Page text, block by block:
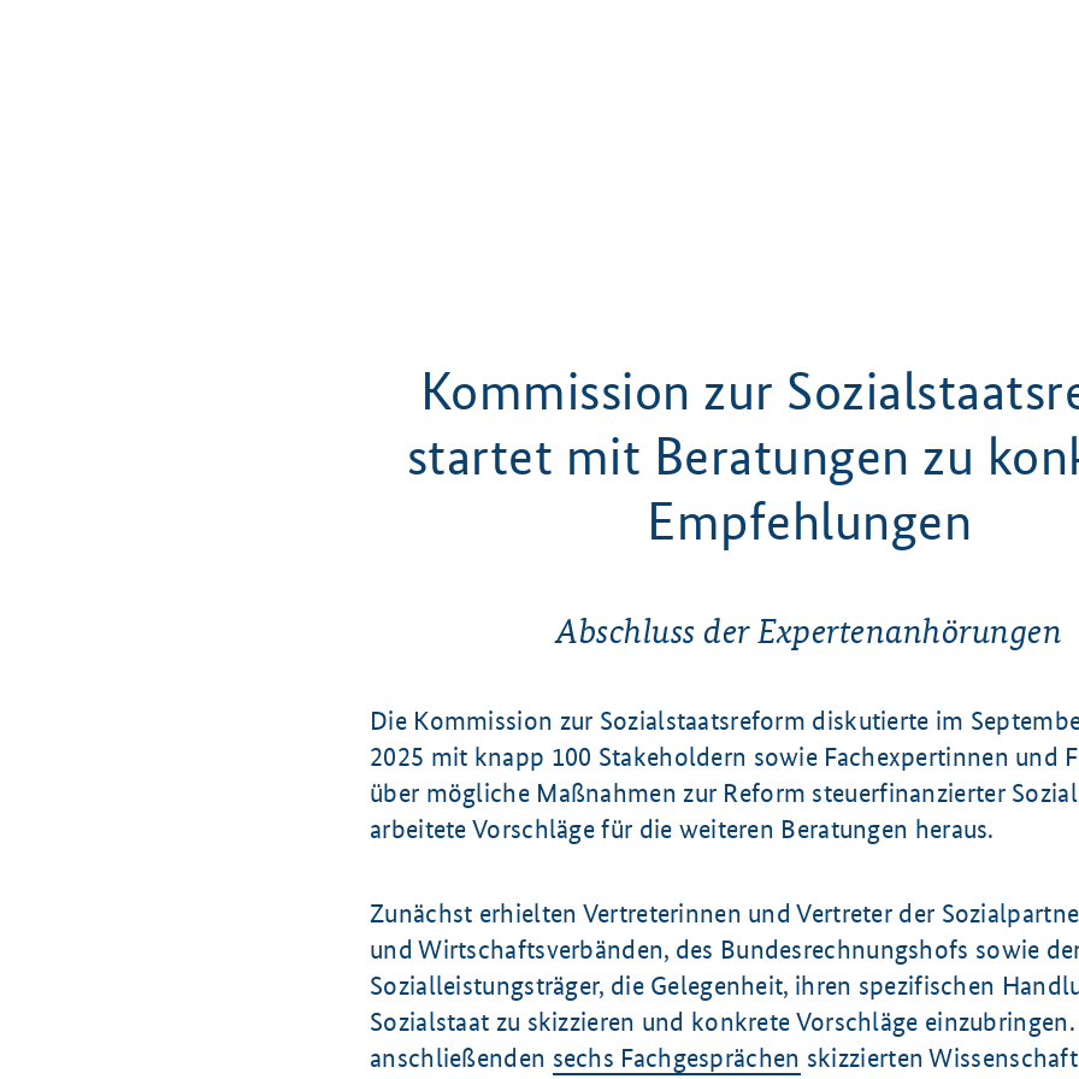
Kommission zur
startet mit Beratungen zu
Empfehlungen
Abschluss der Expertenanhörungen
Die Kommission zur Sozialstaatsreform diskutierte im
2025 mit knapp 100 Stakeholdern sowie Fachexpertinnen und
über mögliche Maßnahmen zur Reform steuerfinanzierter
arbeitete Vorschläge für die weiteren Beratungen heraus.
Zunächst erhielten Vertreterinnen und Vertreter der
und Wirtschaftsverbänden, des Bundesrechnungshofs sowie
Sozialleistungsträger, die Gelegenheit, ihren spezifischen
Sozialstaat zu skizzieren und konkrete Vorschläge
anschließenden sechs Fachgesprächen skizzierten